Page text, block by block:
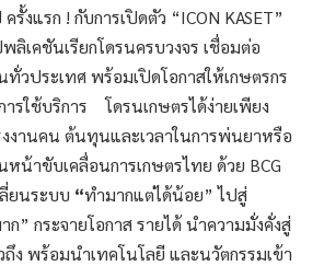
รั้งแรก ! กับการเปิดตัว “ICON KASET”
ลิเคชันเรียกโดรนครบวงจร เชื่อมต่อ
วประเทศ พร้อมเปิดโอกาสให้เกษตรกร
ารใช้บริการ โดรนเกษตรได้ง่ายเพียง
งานคน ต้นทุนและเวลาในการพ่นยาหรือ
น้าขับเคลื่อนการเกษตรไทย ด้วย BCG
ยนระบบ “ทำมากแต่ได้น้อย” ไปสู่
กระจายโอกาส รายได้ นำความมั่งคั่งสู่
ง พร้อมนำเทคโนโลยี และนวัตกรรมเข้า